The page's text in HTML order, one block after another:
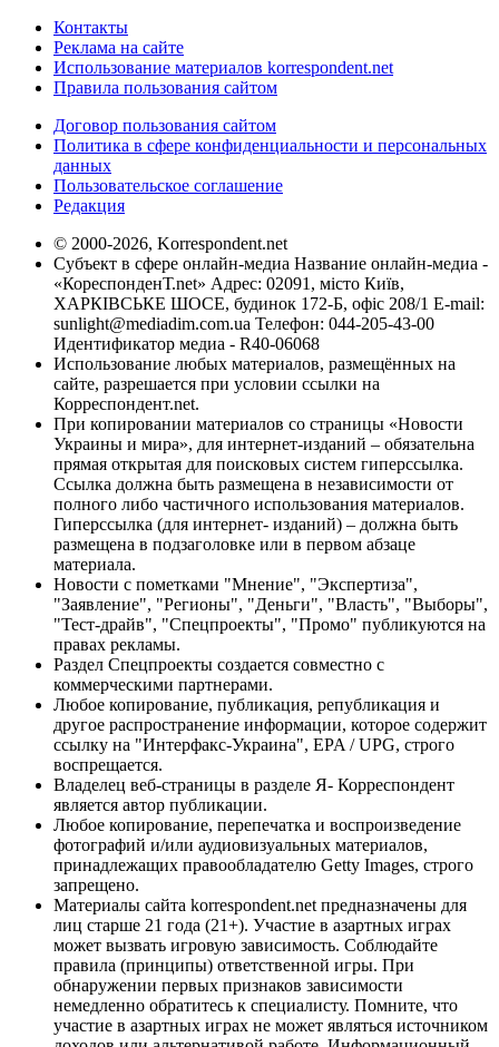
Контакты
Реклама на сайте
Использование материалов korrespondent.net
Правила пользования сайтом
Договор пользования сайтом
Политика в сфере конфиденциальности и персональных
данных
Пользовательское соглашение
Редакция
© 2000-2026, Korrespondent.net
Субъект в сфере онлайн-медиа Название онлайн-медиа -
«КореспонденТ.net» Адрес: 02091, місто Київ,
ХАРКІВСЬКЕ ШОСЕ, будинок 172-Б, офіс 208/1 E-mail:
sunlight@mediadim.com.ua Телефон: 044-205-43-00
Идентификатор медиа - R40-06068
Использование любых материалов, размещённых на
сайте, разрешается при условии ссылки на
Корреспондент.net.
При копировании материалов со страницы «Новости
Украины и мира», для интернет-изданий – обязательна
прямая открытая для поисковых систем гиперссылка.
Ссылка должна быть размещена в независимости от
полного либо частичного использования материалов.
Гиперссылка (для интернет- изданий) – должна быть
размещена в подзаголовке или в первом абзаце
материала.
Новости с пометками "Мнение", "Экспертиза",
"Заявление", "Регионы", "Деньги", "Власть", "Выборы",
"Тест-драйв", "Спецпроекты", "Промо" публикуются на
правах рекламы.
Раздел Спецпроекты создается совместно с
коммерческими партнерами.
Любое копирование, публикация, републикация и
другое распространение информации, которое содержит
ссылку на "Интерфакс-Украина", EPA / UPG, строго
воспрещается.
Владелец веб-страницы в разделе Я- Корреспондент
является автор публикации.
Любое копирование, перепечатка и воспроизведение
фотографий и/или аудиовизуальных материалов,
принадлежащих правообладателю Getty Images, строго
запрещено.
Материалы сайта korrespondent.net предназначены для
лиц старше 21 года (21+). Участие в азартных играх
может вызвать игровую зависимость. Соблюдайте
правила (принципы) ответственной игры. При
обнаружении первых признаков зависимости
немедленно обратитесь к специалисту. Помните, что
участие в азартных играх не может являться источником